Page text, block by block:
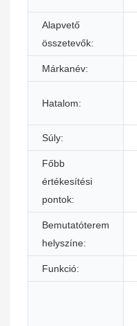
Alapvető
összetevők:
Márkanév:
Hatalom:
Súly:
Főbb
értékesítési
pontok:
Bemutatóterem
helyszíne:
Funkció: